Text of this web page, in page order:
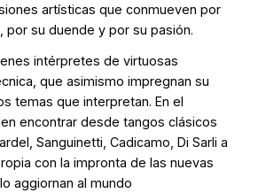
artísticas que conmueven por
por su duende y por su pasión.
intérpretes de virtuosas
que asimismo impregnan su
temas que interpretan. En el
encontrar desde tangos clásicos
Sanguinetti, Cadicamo, Di Sarli a
con la impronta de las nuevas
aggiornan al mundo